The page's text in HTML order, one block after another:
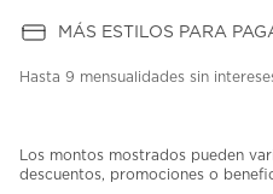
MÁS ESTILOS PARA
Hasta 9 mensualidades sin
Los montos mostrados pueden
descuentos, promociones o